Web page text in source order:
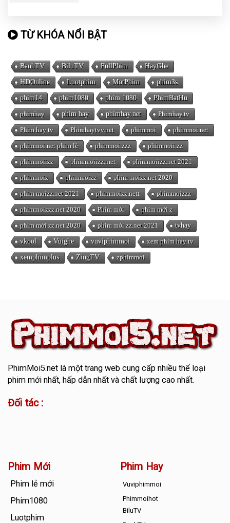
TỪ KHÓA NỔI BẬT
BanhTV BiluTV FullPhim HayGhe
HDOnline Luotphim MotPhim phim3s
phim14 phim1080 phim 1080 PhimBatHu
phimhay phim hay phimhay.net Phimhay.tv
Phim hay tv Phimhaytvv.net phimmoi phimmoi.net
phimmoi.net phim lẻ phimmoi.zzz phimmoii.zz
phimmoiizz phimmoiizz.met phimmoiizz.net 2021
phimmoiz phimmoizz phim moizz.net 2020
phim moizz.net 2021 phimmoizz.nett phimmoizzz
phimmoizzz.net 2020 Phim mới phim mới z
phim mới zz.net 2020 phim mới zz.net 2021 tvhay
vkool Vuighe vuviphimmoi xem phim hay tv
xemphimplus ZingTV zphimmoi
PhimMoi5.netlà một trang web cung cấp nhiều thể loại
phim mới nhất, hấp dẫn nhất và chất lượng cao nhất.
Đối tác :
Phim Mới
Phim lẻ mới
Phim1080
Luotphim
Phim Hay
Vuviphimmoi
Phimmoihot
BiluTV